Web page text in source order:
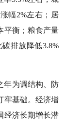
幅2%左右；居
平衡；粮食产量
排放降低3.8%
年为调结构、防
牢基础。经济增
经济长期增长潜